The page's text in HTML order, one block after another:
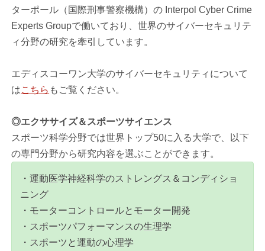
ターポール（国際刑事警察機構）の Interpol Cyber Crime
Experts Groupで働いており、世界のサイバーセキュリテ
ィ分野の研究を牽引しています。
エディスコーワン大学のサイバーセキュリティについて
はこちら もご覧ください。
◎エクササイズ＆スポーツサイエンス
スポーツ科学分野では世界トップ50に入る大学で、以下
の専門分野から研究内容を選ぶことができます。
・運動医学神経科学のストレングス＆コンディショ
ニング
・モーターコントロールとモーター開発
・スポーツパフォーマンスの生理学
・スポーツと運動の心理学